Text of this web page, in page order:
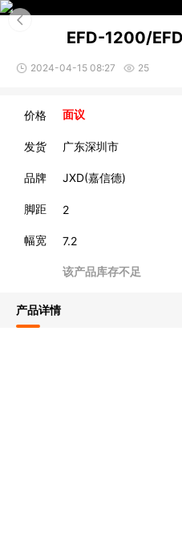
EFD-1200/
2024-04-15 08:27 25
价格 面议
发货 广东深圳市
品牌 JXD(嘉信德)
脚距 2
幅宽 7.2
该产品库存不足
产品详情